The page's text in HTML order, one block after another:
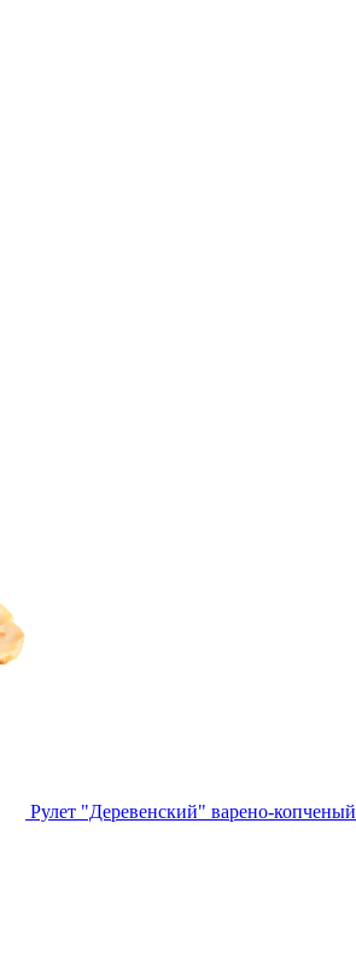
Рулет "Деревенский" варено-копченый